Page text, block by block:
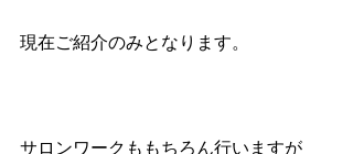
現在ご紹介のみとなります。
サロンワークももちろん行いますが